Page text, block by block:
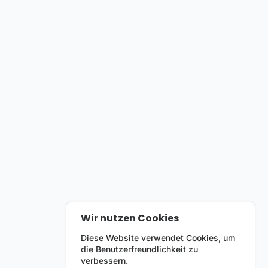
Wir nutzen Cookies
Diese Website verwendet Cookies, um
die Benutzerfreundlichkeit zu
verbessern.